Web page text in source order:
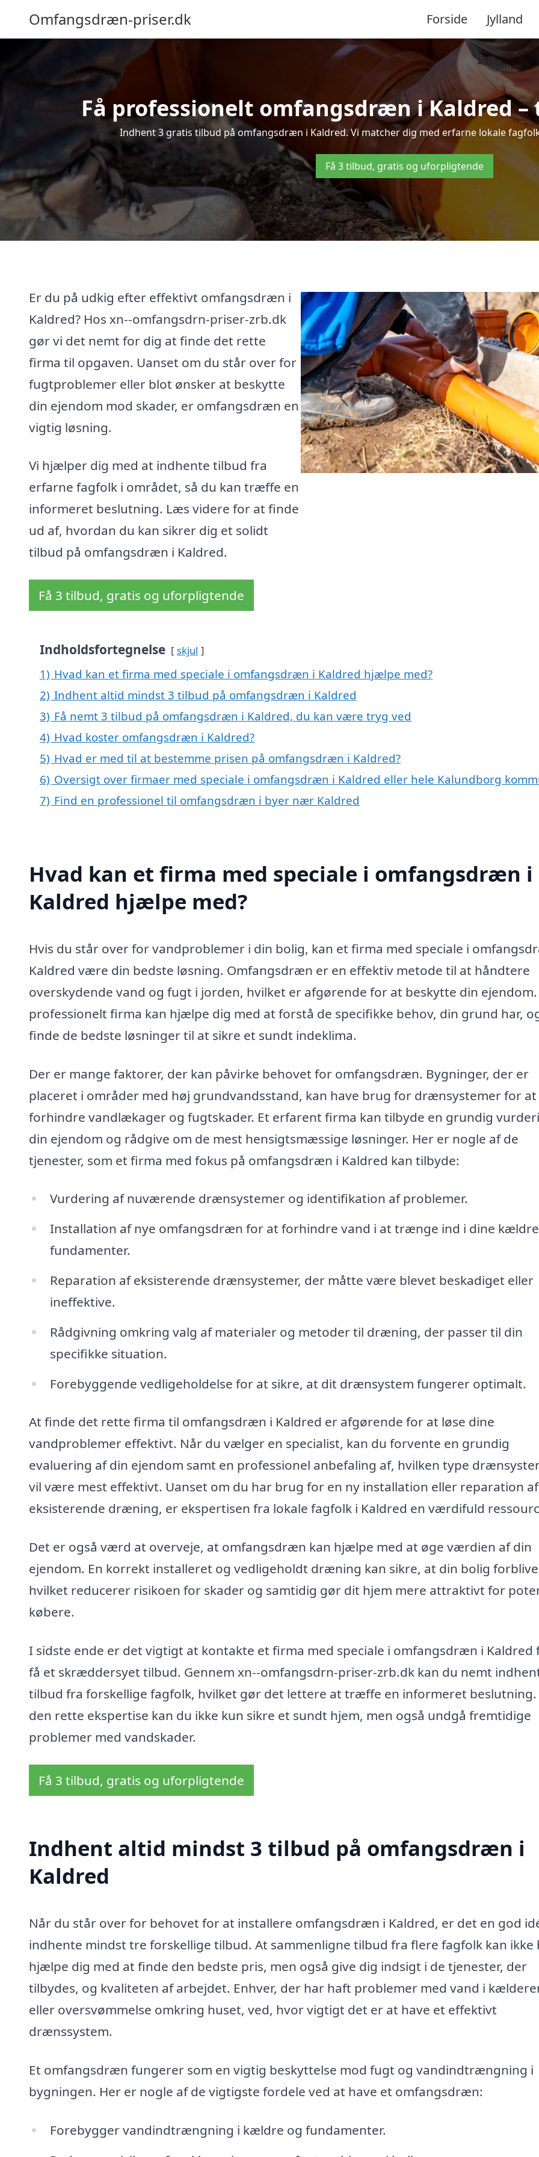
Omfangsdræn-priser.dk Forside Jylland
Få professionelt omfangsdræn i Kaldred
Indhent 3 gratis tilbud på omfangsdræn i Kaldred. Vi matcher dig med erfarne lokale
Få 3 tilbud, gratis og uforpligtende
Er du på udkig efter effektivt omfangsdræn i
Kaldred? Hos xn--omfangsdrn-priser-zrb.dk
gør vi det nemt for dig at finde det rette
firma til opgaven. Uanset om du står over for
fugtproblemer eller blot ønsker at beskytte
din ejendom mod skader, er omfangsdræn en
vigtig løsning.
Vi hjælper dig med at indhente tilbud fra
erfarne fagfolk i området, så du kan træffe en
informeret beslutning. Læs videre for at finde
ud af, hvordan du kan sikrer dig et solidt
tilbud på omfangsdræn i Kaldred.
Få 3 tilbud, gratis og uforpligtende
Indholdsfortegnelse skjul
1) Hvad kan et firma med speciale i omfangsdræn i Kaldred hjælpe med?
2) Indhent altid mindst 3 tilbud på omfangsdræn i Kaldred
3) Få nemt 3 tilbud på omfangsdræn i Kaldred, du kan være tryg ved
4) Hvad koster omfangsdræn i Kaldred?
5) Hvad er med til at bestemme prisen på omfangsdræn i Kaldred?
6) Oversigt over firmaer med speciale i omfangsdræn i Kaldred eller hele Kalundborg
7) Find en professionel til omfangsdræn i byer nær Kaldred
Hvad kan et firma med speciale i omfangsdræn i
Kaldred hjælpe med?
Hvis du står over for vandproblemer i din bolig, kan et firma med speciale i
Kaldred være din bedste løsning. Omfangsdræn er en effektiv metode til at håndtere
overskydende vand og fugt i jorden, hvilket er afgørende for at beskytte din ejendom.
professionelt firma kan hjælpe dig med at forstå de specifikke behov, din grund har,
finde de bedste løsninger til at sikre et sundt indeklima.
Der er mange faktorer, der kan påvirke behovet for omfangsdræn. Bygninger, der er
placeret i områder med høj grundvandsstand, kan have brug for drænsystemer for at
forhindre vandlækager og fugtskader. Et erfarent firma kan tilbyde en grundig
din ejendom og rådgive om de mest hensigtsmæssige løsninger. Her er nogle af de
tjenester, som et firma med fokus på omfangsdræn i Kaldred kan tilbyde:
Vurdering af nuværende drænsystemer og identifikation af problemer.
Installation af nye omfangsdræn for at forhindre vand i at trænge ind i dine
fundamenter.
Reparation af eksisterende drænsystemer, der måtte være blevet beskadiget eller
ineffektive.
Rådgivning omkring valg af materialer og metoder til dræning, der passer til din
specifikke situation.
Forebyggende vedligeholdelse for at sikre, at dit drænsystem fungerer optimalt.
At finde det rette firma til omfangsdræn i Kaldred er afgørende for at løse dine
vandproblemer effektivt. Når du vælger en specialist, kan du forvente en grundig
evaluering af din ejendom samt en professionel anbefaling af, hvilken type
vil være mest effektivt. Uanset om du har brug for en ny installation eller reparation af
eksisterende dræning, er ekspertisen fra lokale fagfolk i Kaldred en værdifuld
Det er også værd at overveje, at omfangsdræn kan hjælpe med at øge værdien af din
ejendom. En korrekt installeret og vedligeholdt dræning kan sikre, at din bolig
hvilket reducerer risikoen for skader og samtidig gør dit hjem mere attraktivt for
købere.
I sidste ende er det vigtigt at kontakte et firma med speciale i omfangsdræn i Kaldred
få et skræddersyet tilbud. Gennem xn--omfangsdrn-priser-zrb.dk kan du nemt
tilbud fra forskellige fagfolk, hvilket gør det lettere at træffe en informeret beslutning.
den rette ekspertise kan du ikke kun sikre et sundt hjem, men også undgå fremtidige
problemer med vandskader.
Få 3 tilbud, gratis og uforpligtende
Indhent altid mindst 3 tilbud på omfangsdræn i
Kaldred
Når du står over for behovet for at installere omfangsdræn i Kaldred, er det en god
indhente mindst tre forskellige tilbud. At sammenligne tilbud fra flere fagfolk kan ikke
hjælpe dig med at finde den bedste pris, men også give dig indsigt i de tjenester, der
tilbydes, og kvaliteten af arbejdet. Enhver, der har haft problemer med vand i
eller oversvømmelse omkring huset, ved, hvor vigtigt det er at have et effektivt
drænssystem.
Et omfangsdræn fungerer som en vigtig beskyttelse mod fugt og vandindtrængning i
bygningen. Her er nogle af de vigtigste fordele ved at have et omfangsdræn:
Forebygger vandindtrængning i kældre og fundamenter.